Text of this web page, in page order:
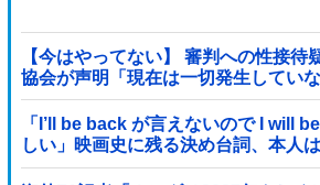
【今はやってない】 審判への性接
協会が声明「現在は一切発生していな
「I’ll be back が言えないので I will
しい」映画史に残る決め台詞、本人